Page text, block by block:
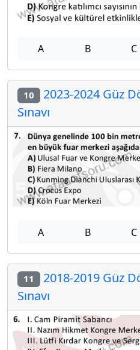
A B C
10 2023-2024 Güz
Sınavı
A B C
11 2018-2019 Güz
Sınavı